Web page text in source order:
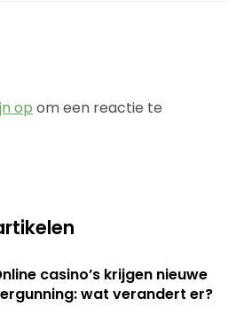
op om een reactie te
casino’s krijgen nieuwe
wat verandert er?